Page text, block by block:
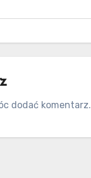
dodać komentarz.